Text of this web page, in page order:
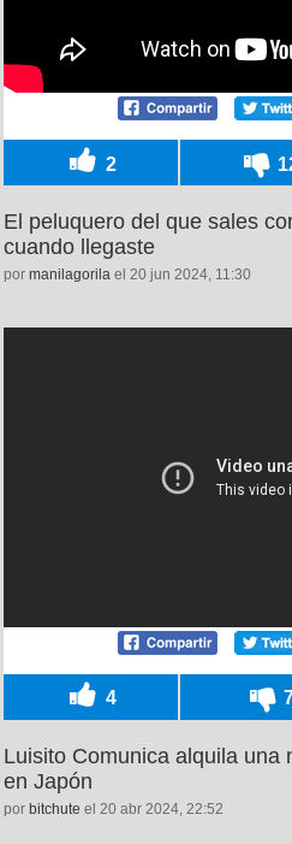
2
El peluquero del que sales
cuando llegaste
por manilagorila el 20 jun 2024, 11:30
4
Luisito Comunica alquila una
en Japón
por bitchute el 20 abr 2024, 22:52